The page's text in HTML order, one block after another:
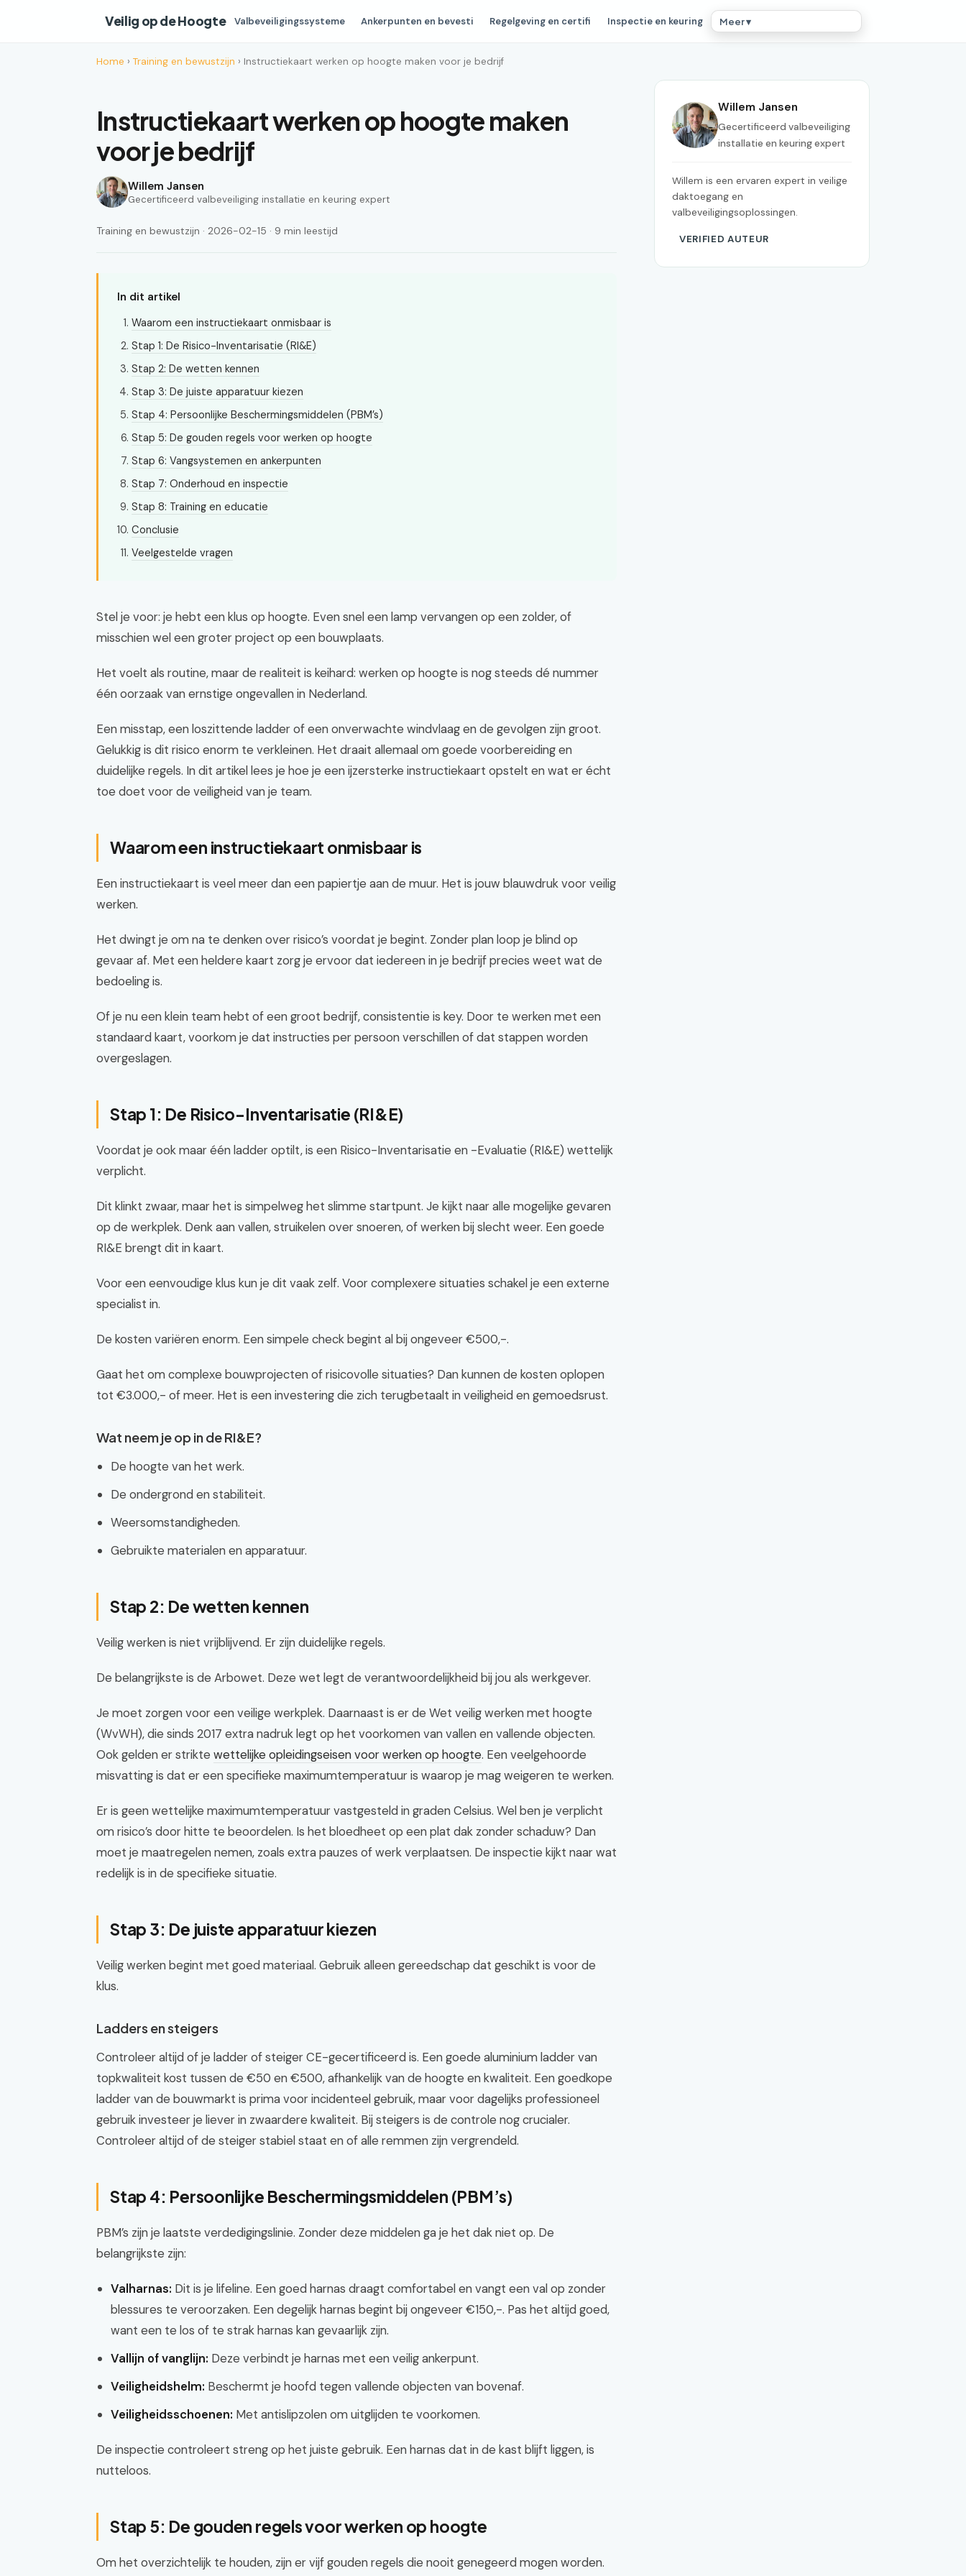
Veilig op de Hoogte Valbeveiligingssysteme Ankerpunten en bevesti Regelgeving en certifi Inspectie en keuring Meer ▾
Home › Training en bewustzijn › Instructiekaart werken op hoogte maken voor je bedrijf
Instructiekaart werken op hoogte maken
voor je bedrijf
Willem Jansen
Gecertificeerd valbeveiliging installatie en keuring expert
Training en bewustzijn · 2026-02-15 · 9 min leestijd
In dit artikel
Waarom een instructiekaart onmisbaar is
Stap 1: De Risico-Inventarisatie (RI&E)
Stap 2: De wetten kennen
Stap 3: De juiste apparatuur kiezen
Stap 4: Persoonlijke Beschermingsmiddelen (PBM’s)
Stap 5: De gouden regels voor werken op hoogte
Stap 6: Vangsystemen en ankerpunten
Stap 7: Onderhoud en inspectie
Stap 8: Training en educatie
Conclusie
Veelgestelde vragen
Stel je voor: je hebt een klus op hoogte. Even snel een lamp vervangen op een zolder, of
misschien wel een groter project op een bouwplaats.
Het voelt als routine, maar de realiteit is keihard: werken op hoogte is nog steeds dé nummer
één oorzaak van ernstige ongevallen in Nederland.
Een misstap, een loszittende ladder of een onverwachte windvlaag en de gevolgen zijn groot.
Gelukkig is dit risico enorm te verkleinen. Het draait allemaal om goede voorbereiding en
duidelijke regels. In dit artikel lees je hoe je een ijzersterke instructiekaart opstelt en wat er écht
toe doet voor de veiligheid van je team.
Waarom een instructiekaart onmisbaar is
Een instructiekaart is veel meer dan een papiertje aan de muur. Het is jouw blauwdruk voor veilig
werken.
Het dwingt je om na te denken over risico’s voordat je begint. Zonder plan loop je blind op
gevaar af. Met een heldere kaart zorg je ervoor dat iedereen in je bedrijf precies weet wat de
bedoeling is.
Of je nu een klein team hebt of een groot bedrijf, consistentie is key. Door te werken met een
standaard kaart, voorkom je dat instructies per persoon verschillen of dat stappen worden
overgeslagen.
Stap 1: De Risico-Inventarisatie (RI&E)
Voordat je ook maar één ladder optilt, is een Risico-Inventarisatie en -Evaluatie (RI&E) wettelijk
verplicht.
Dit klinkt zwaar, maar het is simpelweg het slimme startpunt. Je kijkt naar alle mogelijke gevaren
op de werkplek. Denk aan vallen, struikelen over snoeren, of werken bij slecht weer. Een goede
RI&E brengt dit in kaart.
Voor een eenvoudige klus kun je dit vaak zelf. Voor complexere situaties schakel je een externe
specialist in.
De kosten variëren enorm. Een simpele check begint al bij ongeveer €500,-.
Gaat het om complexe bouwprojecten of risicovolle situaties? Dan kunnen de kosten oplopen
tot €3.000,- of meer. Het is een investering die zich terugbetaalt in veiligheid en gemoedsrust.
Wat neem je op in de RI&E?
De hoogte van het werk.
De ondergrond en stabiliteit.
Weersomstandigheden.
Gebruikte materialen en apparatuur.
Stap 2: De wetten kennen
Veilig werken is niet vrijblijvend. Er zijn duidelijke regels.
De belangrijkste is de Arbowet. Deze wet legt de verantwoordelijkheid bij jou als werkgever.
Je moet zorgen voor een veilige werkplek. Daarnaast is er de Wet veilig werken met hoogte
(WvWH), die sinds 2017 extra nadruk legt op het voorkomen van vallen en vallende objecten.
Ook gelden er strikte wettelijke opleidingseisen voor werken op hoogte. Een veelgehoorde
misvatting is dat er een specifieke maximumtemperatuur is waarop je mag weigeren te werken.
Er is geen wettelijke maximumtemperatuur vastgesteld in graden Celsius. Wel ben je verplicht
om risico’s door hitte te beoordelen. Is het bloedheet op een plat dak zonder schaduw? Dan
moet je maatregelen nemen, zoals extra pauzes of werk verplaatsen. De inspectie kijkt naar wat
redelijk is in de specifieke situatie.
Stap 3: De juiste apparatuur kiezen
Veilig werken begint met goed materiaal. Gebruik alleen gereedschap dat geschikt is voor de
klus.
Ladders en steigers
Controleer altijd of je ladder of steiger CE-gecertificeerd is. Een goede aluminium ladder van
topkwaliteit kost tussen de €50 en €500, afhankelijk van de hoogte en kwaliteit. Een goedkope
ladder van de bouwmarkt is prima voor incidenteel gebruik, maar voor dagelijks professioneel
gebruik investeer je liever in zwaardere kwaliteit. Bij steigers is de controle nog crucialer.
Controleer altijd of de steiger stabiel staat en of alle remmen zijn vergrendeld.
Stap 4: Persoonlijke Beschermingsmiddelen (PBM’s)
PBM’s zijn je laatste verdedigingslinie. Zonder deze middelen ga je het dak niet op. De
belangrijkste zijn:
Valharnas: Dit is je lifeline. Een goed harnas draagt comfortabel en vangt een val op zonder
blessures te veroorzaken. Een degelijk harnas begint bij ongeveer €150,-. Pas het altijd goed,
want een te los of te strak harnas kan gevaarlijk zijn.
Vallijn of vanglijn: Deze verbindt je harnas met een veilig ankerpunt.
Veiligheidshelm: Beschermt je hoofd tegen vallende objecten van bovenaf.
Veiligheidsschoenen: Met antislipzolen om uitglijden te voorkomen.
De inspectie controleert streng op het juiste gebruik. Een harnas dat in de kast blijft liggen, is
nutteloos.
Stap 5: De gouden regels voor werken op hoogte
Om het overzichtelijk te houden, zijn er vijf gouden regels die nooit genegeerd mogen worden.
Willem Jansen
Gecertificeerd valbeveiliging
installatie en keuring expert
Willem is een ervaren expert in veilige
daktoegang en
valbeveiligingsoplossingen.
VERIFIED AUTEUR